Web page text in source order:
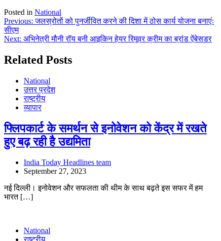
Posted in National
Post
navigation
Previous: जलस्रोतों को पुनर्जीवित करने की दिशा में ठोस कार्य योजना बनाएंः
सीएम
Next: अभिनेत्री मौनी रॉय बनी आइकिन हेयर रिमूवर क्रीम का ब्रांड ऐंबेसडर
Related Posts
National
उत्तर प्रदेश
राष्ट्रीय
व्यापार
फ्लिपकार्ट के समर्थन से इनोवेशन को केंद्र में रखते
हुए बढ़ रही है उद्यमिता
India Today Headlines team
September 27, 2023
नई दिल्ली। इनोवेशन और सफलता की थीम के साथ बढ़ते इस सफर में हम
भारत […]
National